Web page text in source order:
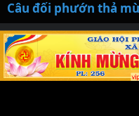
Câu đối phướn thả